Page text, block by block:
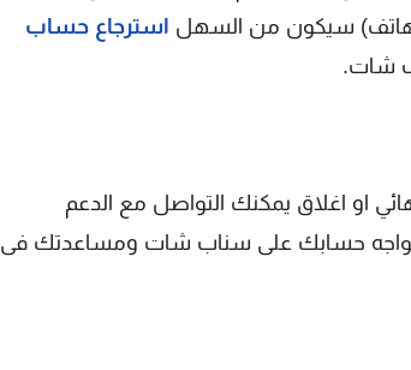
الهاتف) سيكون من السهل استرجاع حساب
شات.
او اغلاق يمكنك التواصل مع الدعم
تواجه حسابك على سناب شات ومساعدتك فى